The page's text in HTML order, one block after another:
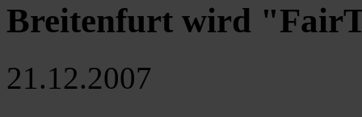
Breitenfurt wird
21.12.2007